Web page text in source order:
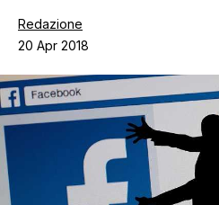
Chi siamo
Contatti
Redazione
20 Apr 2018